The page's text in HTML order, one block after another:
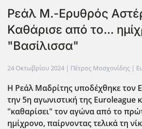
Ρεάλ Μ.-Ερυθρός
Καθάρισε από το...
"Βασίλισσα"
24 Οκτωβρίου 2024 | Πέτρος Μοσχονίδης |
Η Ρεάλ Μαδρίτης υποδέχθηκε τον
την 5η αγωνιστική της Euroleague
"καθαρίσει" τον αγώνα από το
ημίχρονο, παίρνοντας τελικά τη